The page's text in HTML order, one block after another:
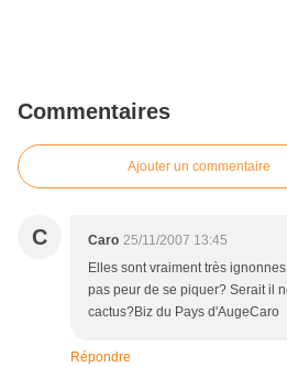
Commentaires
Ajouter un commentaire
C Caro 25/11/2007 13:45
Elles sont vraiment très
pas peur de se piquer? Serait il
cactus?Biz du Pays d'AugeCaro
Répondre